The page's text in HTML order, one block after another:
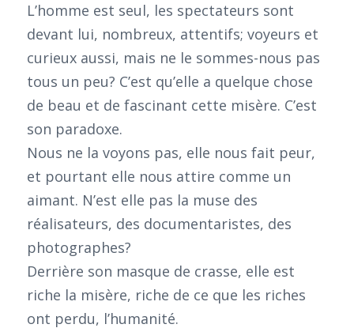
L’homme est seul, les spectateurs sont
devant lui, nombreux, attentifs; voyeurs et
curieux aussi, mais ne le sommes-nous pas
tous un peu? C’est qu’elle a quelque chose
de beau et de fascinant cette misère. C’est
son paradoxe.
Nous ne la voyons pas, elle nous fait peur,
et pourtant elle nous attire comme un
aimant. N’est elle pas la muse des
réalisateurs, des documentaristes, des
photographes?
Derrière son masque de crasse, elle est
riche la misère, riche de ce que les riches
ont perdu, l’humanité.